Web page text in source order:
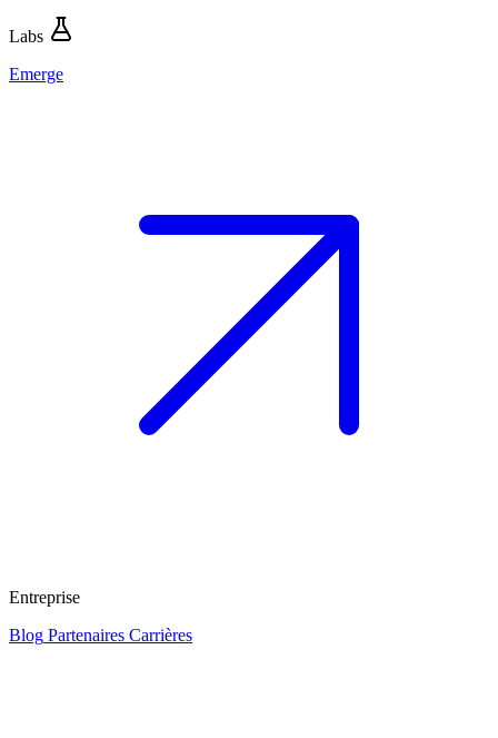
Labs
Emerge
Entreprise
Blog Partenaires Carrières